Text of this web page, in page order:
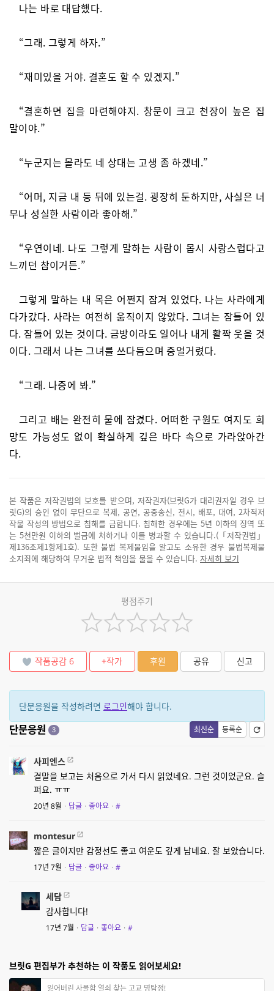
나는 바로 대답했다.
“그래. 그렇게 하자.”
“재미있을 거야. 결혼도 할 수 있겠지.”
“결혼하면 집을 마련해야지. 창문이 크고 천장이 높은 집
말이야.”
“누군지는 몰라도 네 상대는 고생 좀 하겠네.”
“어머, 지금 내 등 뒤에 있는걸. 굉장히 둔하지만, 사실은 너
무나 성실한 사람이라 좋아해.”
“우연이네. 나도 그렇게 말하는 사람이 몹시 사랑스럽다고
느끼던 참이거든.”
그렇게 말하는 내 목은 어쩐지 잠겨 있었다. 나는 사라에게
다가갔다. 사라는 여전히 움직이지 않았다. 그녀는 잠들어 있
다. 잠들어 있는 것이다. 금방이라도 일어나 내게 활짝 웃을 것
이다. 그래서 나는 그녀를 쓰다듬으며 중얼거렸다.
“그래. 나중에 봐.”
그리고 배는 완전히 물에 잠겼다. 어떠한 구원도 여지도 희
망도 가능성도 없이 확실하게 깊은 바다 속으로 가라앉아간
다.
본 작품은 저작권법의 보호를 받으며, 저작권자(브릿G가 대리권자일 경우 브
릿G)의 승인 없이 무단으로 복제, 공연, 공중송신, 전시, 배포, 대여, 2차적저
작물 작성의 방법으로 침해를 금합니다. 침해한 경우에는 5년 이하의 징역 또
는 5천만원 이하의 벌금에 처하거나 이를 병과할 수 있습니다.(「저작권법」
제136조제1항제1호). 또한 불법 복제물임을 알고도 소유한 경우 불법복제물
소지죄에 해당하여 무거운 법적 책임을 물을 수 있습니다. 자세히 보기
평점주기
작품공감 6 +작가 후원 공유 신고
단문응원을 작성하려면 로그인해야 합니다.
최신순 등록순
단문응원 3
사피엔스
결말을 보고는 처음으로 가서 다시 읽었네요. 그런 것이었군요. 슬
퍼요. ㅠㅠ
20년 8월 · 답글 · 좋아요 · #
montesur
짧은 글이지만 감정선도 좋고 여운도 깊게 남네요. 잘 보았습니다.
17년 7월 · 답글 · 좋아요 · #
세담
감사합니다!
17년 7월 · 답글 · 좋아요 · #
브릿G 편집부가 추천하는 이 작품도 읽어보세요!
잃어버린 사물함 열쇠 찾는 고교 명탐정!